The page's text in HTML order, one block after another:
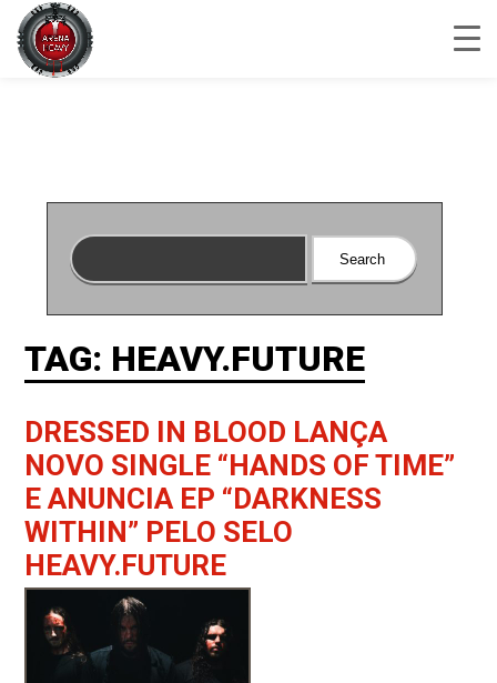
TAG: HEAVY.FUTURE
DRESSED IN BLOOD LANÇA
NOVO SINGLE “HANDS OF TIME”
E ANUNCIA EP “DARKNESS
WITHIN” PELO SELO
HEAVY.FUTURE